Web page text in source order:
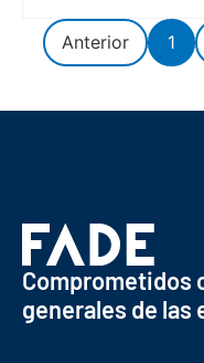
Anterior 1
Comprometidos
generales de las